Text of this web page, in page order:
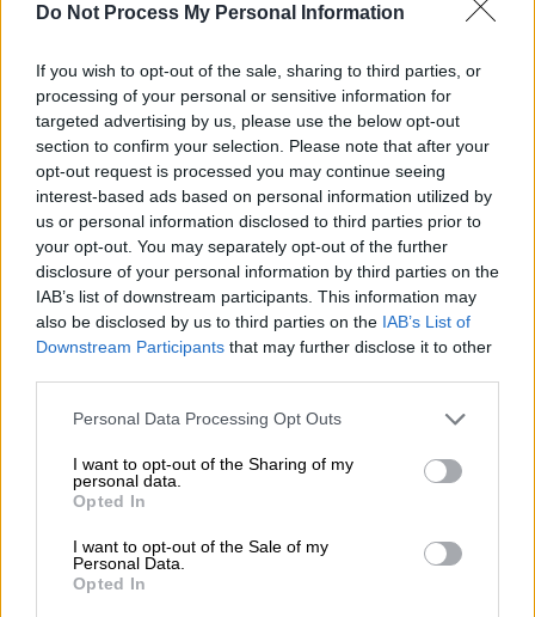
Do Not Process My Personal Information
If you wish to opt-out of the sale, sharing to third parties, or
processing of your personal or sensitive information for
targeted advertising by us, please use the below opt-out
section to confirm your selection. Please note that after your
opt-out request is processed you may continue seeing
interest-based ads based on personal information utilized by
us or personal information disclosed to third parties prior to
your opt-out. You may separately opt-out of the further
disclosure of your personal information by third parties on the
IAB’s list of downstream participants. This information may
also be disclosed by us to third parties on the IAB’s List of
Downstream Participants that may further disclose it to other
Please note that this website/app uses one or more Google
not limited to your visit or usage behaviour. You may click to
grant or deny consent to Google and its third-party tags to
use your data for below specified purposes in below Google
consent section.
Personal Data Processing Opt Outs
I want to opt-out of the Sharing of my
personal data.
Opted In
I want to opt-out of the Sale of my
Personal Data.
Opted In
31.03.2019 00:49
Volley League γυναικών με τρελά
πανηγύρια (vid)
Ο ΠΑΟΚ κατέκτησε το πρωτάθλημα στην Pre
- Οι πράσινες, με την ΑΕΚ, τη Λαμία και τον
ΖΑΟΝ θα παλέψουν για την 2η θέση